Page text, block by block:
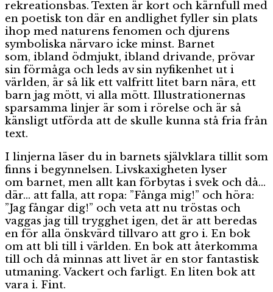
rekreationsbas. Texten är kort och kärnfull med
en poetisk ton där en andlighet fyller sin plats
ihop med naturens fenomen och djurens
symboliska närvaro icke minst. Barnet
som, ibland ödmjukt, ibland drivande, prövar
sin förmåga och leds av sin nyfikenhet ut i
världen, är så lik ett valfritt litet barn nära, ett
barn jag mött, vi alla mött. Illustrationernas
sparsamma linjer är som i rörelse och är så
känsligt utförda att de skulle kunna stå fria från
text.
I linjerna läser du in barnets självklara tillit som
finns i begynnelsen. Livskaxigheten lyser
om barnet, men allt kan förbytas i svek och då…
där… att falla, att ropa: ”Fånga mig!” och höra:
”Jag fångar dig!” och veta att nu tröstas och
vaggas jag till trygghet igen, det är att beredas
en för alla önskvärd tillvaro att gro i. En bok
om att bli till i världen. En bok att återkomma
till och då minnas att livet är en stor fantastisk
utmaning. Vackert och farligt. En liten bok att
vara i. Fint.